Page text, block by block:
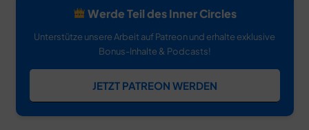
Werde Teil des Inner Circles
Unterstütze unsere Arbeit auf Patreon und erhalte exklusive
Bonus-Inhalte & Podcasts!
JETZT PATREON WERDEN